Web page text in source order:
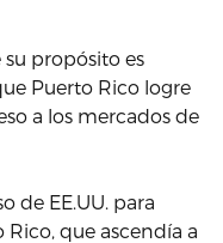
su propósito es
Puerto Rico logre
a los mercados de
de EE.UU. para
que ascendía a